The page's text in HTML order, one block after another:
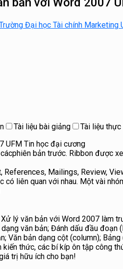
Đại học Tài chính Marketing
Tài liệu bài giảng Tài liệu thực
UFM Tin học đại cương
bản trước. Ribbon được
References, Mailings, Review,
có liên quan với nhau. Một vài
lý văn bản với Word 2007
văn bản; Đánh dấu đầu đoạn
Văn bản dạng cột (column); Bảng
thức, các bí kíp ôn tập công
trị hữu ích cho bạn!